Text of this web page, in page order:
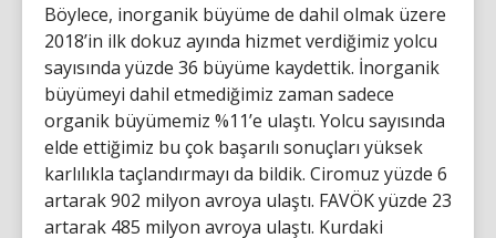
Böylece, inorganik büyüme de dahil olmak üzere
2018’in ilk dokuz ayında hizmet verdiğimiz yolcu
sayısında yüzde 36 büyüme kaydettik. İnorganik
büyümeyi dahil etmediğimiz zaman sadece
organik büyümemiz %11’e ulaştı. Yolcu sayısında
elde ettiğimiz bu çok başarılı sonuçları yüksek
karlılıkla taçlandırmayı da bildik. Ciromuz yüzde 6
artarak 902 milyon avroya ulaştı. FAVÖK yüzde 23
artarak 485 milyon avroya ulaştı. Kurdaki